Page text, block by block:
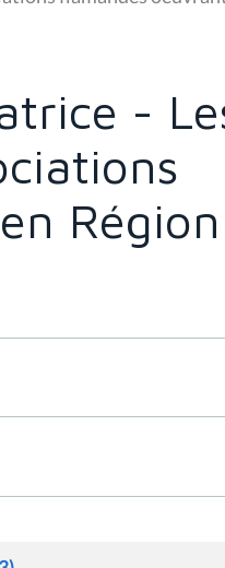
-
Région